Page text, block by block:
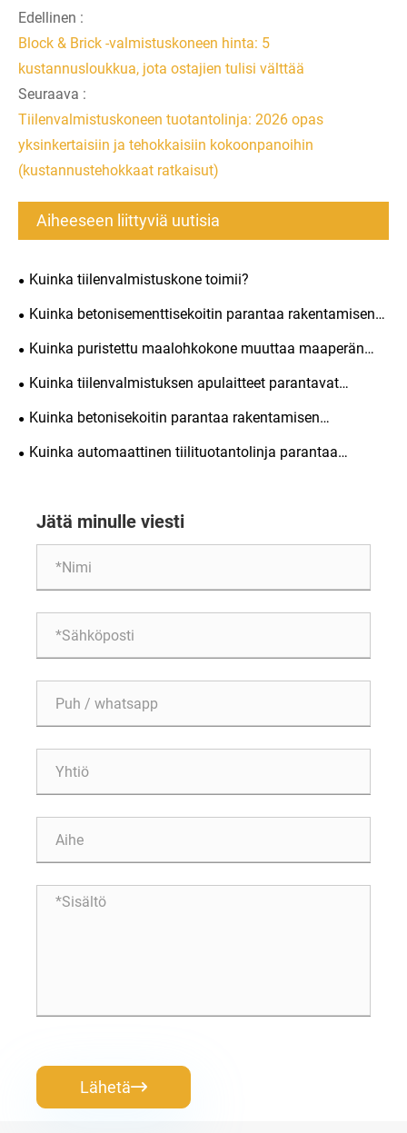
Edellinen :
Block & Brick -valmistuskoneen hinta: 5
kustannusloukkua, jota ostajien tulisi välttää
Seuraava :
Tiilenvalmistuskoneen tuotantolinja: 2026 opas
yksinkertaisiin ja tehokkaisiin kokoonpanoihin
(kustannustehokkaat ratkaisut)
Aiheeseen liittyviä uutisia
Kuinka tiilenvalmistuskone toimii?
Kuinka betonisementtisekoitin parantaa rakentamisen
tehokkuutta?
Kuinka puristettu maalohkokone muuttaa maaperän
kestäviksi rakennuspalikoiksi?
Kuinka tiilenvalmistuksen apulaitteet parantavat
tuotannon tehokkuutta?
Kuinka betonisekoitin parantaa rakentamisen
tehokkuutta?
Kuinka automaattinen tiilituotantolinja parantaa
Jätä minulle viesti
Lähetä